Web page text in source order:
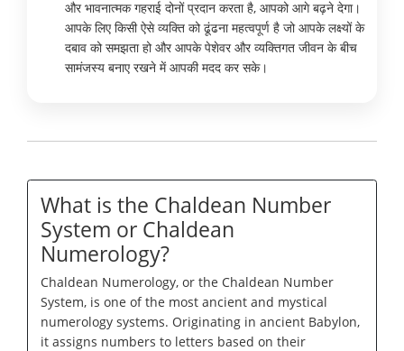
और भावनात्मक गहराई दोनों प्रदान करता है, आपको आगे बढ़ने देगा।
आपके लिए किसी ऐसे व्यक्ति को ढूंढना महत्वपूर्ण है जो आपके लक्ष्यों के
दबाव को समझता हो और आपके पेशेवर और व्यक्तिगत जीवन के बीच
सामंजस्य बनाए रखने में आपकी मदद कर सके।
What is the Chaldean Number
System or Chaldean
Numerology?
Chaldean Numerology, or the Chaldean Number
System, is one of the most ancient and mystical
numerology systems. Originating in ancient Babylon,
it assigns numbers to letters based on their